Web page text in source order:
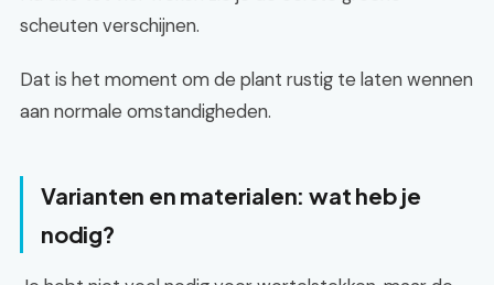
scheuten verschijnen.
Dat is het moment om de plant rustig te laten wennen
aan normale omstandigheden.
Varianten en materialen: wat heb je
nodig?